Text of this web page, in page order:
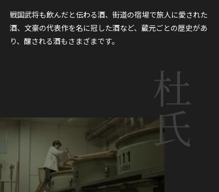
戦国武将も飲んだと伝わる酒、街道の宿場で旅人に愛された
酒、文豪の代表作を名に冠した酒など、蔵元ごとの歴史があ
り、醸される酒もさまざまです。
杜氏